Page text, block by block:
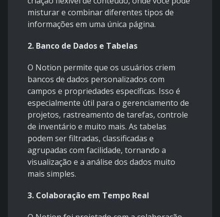
misturar e combinar diferentes tipos de
informações em uma única página.
2. Banco de Dados e Tabelas
O Notion permite que os usuários criem
bancos de dados personalizados com
campos e propriedades específicas. Isso é
especialmente útil para o gerenciamento de
projetos, rastreamento de tarefas, controle
de inventário e muito mais. As tabelas
podem ser filtradas, classificadas e
agrupadas com facilidade, tornando a
visualização e a análise dos dados muito
mais simples.
3. Colaboração em Tempo Real